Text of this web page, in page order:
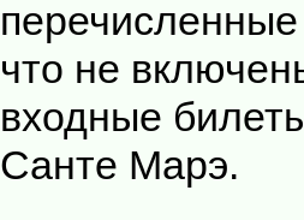
что не
входные
Санте Марэ.